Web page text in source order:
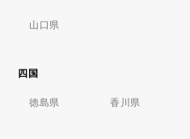
山口県
四国
徳島県 香川県